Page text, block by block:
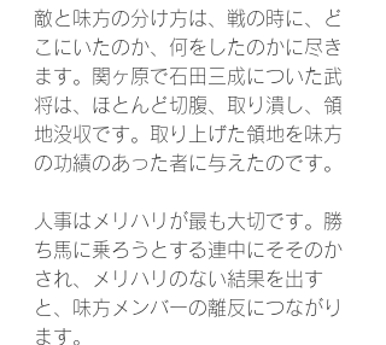
敵と味方の分け方は、戦の時に、ど
こにいたのか、何をしたのかに尽き
ます。関ヶ原で石田三成についた武
将は、ほとんど切腹、取り潰し、領
地没収です。取り上げた領地を味方
の功績のあった者に与えたのです。
人事はメリハリが最も大切です。勝
ち馬に乗ろうとする連中にそそのか
され、メリハリのない結果を出す
と、味方メンバーの離反につながり
ます。